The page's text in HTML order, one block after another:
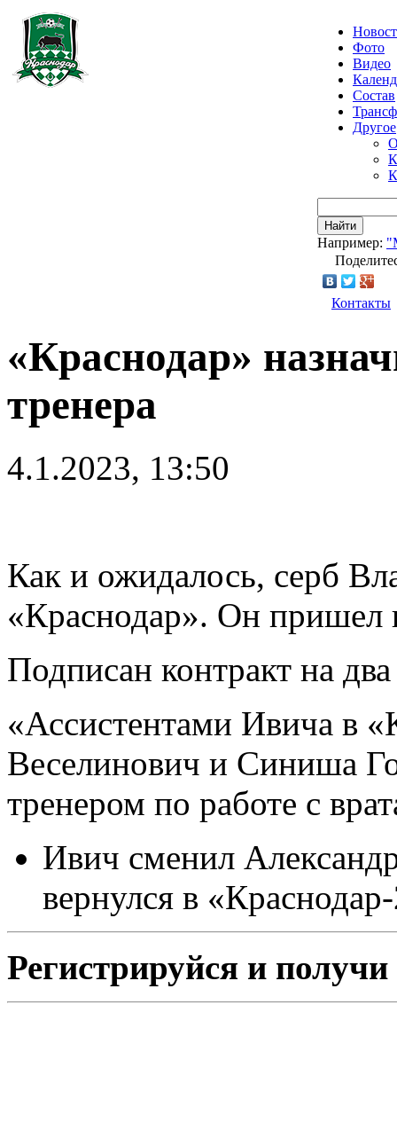
Фото
Видео
Состав
Другое
Найти
Например:
Контакты
«Краснодар»
тренера
4.1.2023, 13:50
Как и ожидалось, серб
«Краснодар». Он пришел
Подписан контракт на два
«Ассистентами Ивича в
Веселинович и Синиша
тренером по работе с
Ивич сменил
вернулся в
Регистрируйся и